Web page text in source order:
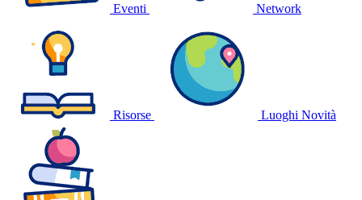
Eventi Network
Risorse Luoghi Novità